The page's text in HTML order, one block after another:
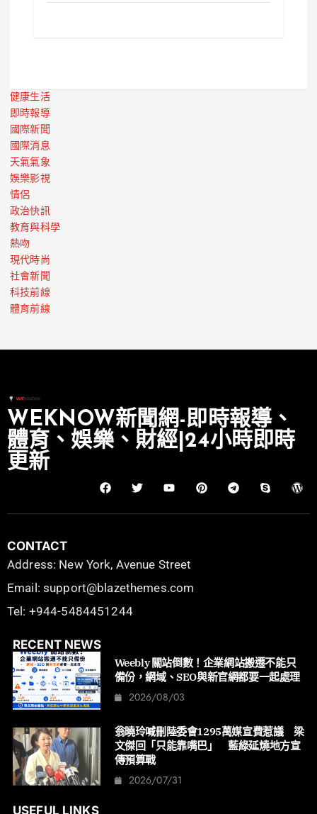
健康生活
即時報導
國際新聞
國際消息
天氣氣象
娛樂影視
情侶
政治快訊
教育與科學
熱吻
現代時尚
社會新聞
科技前線
體育前線
WEKNOW新聞網-即時報導、
體育、娛樂、財經|24小時即時
更新
CONTACT
Address: New York, Avenue Street
Email: support@blazethemes.com
Tel: +944-5484451244
RECENT NEWS
Weebly 關站倒數！企業網站搬遷不能只
備份，網域、SEO與新官網都要一起處理
2026/08/03
翁曉玲喊刪陸委會1295萬媒宣費惹議 梁
文傑回「只能靠嘴巴」 藍綠延燒地方宣
傳預算戰
2026/07/31
USEFUL LINKS